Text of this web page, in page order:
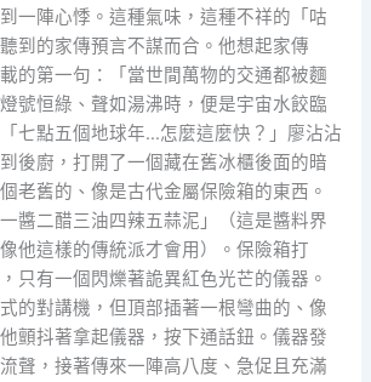
一陣心悸。這種氣味，這種不祥的「咕
到的家傳預言不謀而合。他想起家傳
的第一句：「當世間萬物的交通都被麵
號恒綠、聲如湯沸時，便是宇宙水餃臨
七點五個地球年…怎麼這麼快？」廖沾沾
後廚，打開了一個藏在舊冰櫃後面的暗
老舊的、像是古代金屬保險箱的東西。
醬二醋三油四辣五蒜泥」（這是醬料界
他這樣的傳統派才會用）。保險箱打
只有一個閃爍著詭異紅色光芒的儀器。
的對講機，但頂部插著一根彎曲的、像
顫抖著拿起儀器，按下通話鈕。儀器發
聲，接著傳來一陣高八度、急促且充滿